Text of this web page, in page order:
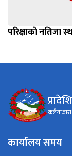
परिक्षाकाे नतिजा
कलैया.बारा
कार्यालय समय